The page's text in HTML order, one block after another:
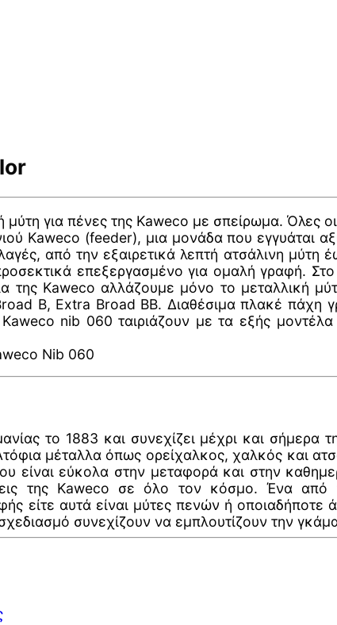
για πένες της Kaweco με σπείρωμα. Όλες
Kaweco (feeder), μια μονάδα που εγγυάται
από την εξαιρετικά λεπτή ατσάλινη
επεξεργασμένο για ομαλή γραφή.
της Kaweco αλλάζουμε μόνο το μεταλλική
B, Extra Broad BB. Διαθέσιμα πλακέ πάχη
nib 060 ταιριάζουν με τα εξής
Nib 060
το 1883 και συνεχίζει μέχρι και
μέταλλα όπως ορείχαλκος, χαλκός και
είναι εύκολα στην μεταφορά και στην
της Kaweco σε όλο τον κόσμο. Ένα από
είτε αυτά είναι μύτες πενών ή οποιαδήποτε
συνεχίζουν να εμπλουτίζουν την